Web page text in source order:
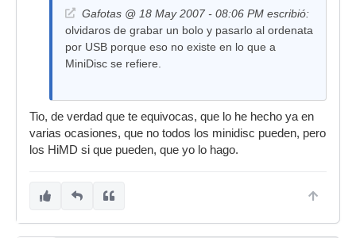
Gafotas @ 18 May 2007 - 08:06 PM escribió:
olvidaros de grabar un bolo y pasarlo al ordenata
por USB porque eso no existe en lo que a
MiniDisc se refiere.
Tio, de verdad que te equivocas, que lo he hecho ya en
varias ocasiones, que no todos los minidisc pueden, pero
los HiMD si que pueden, que yo lo hago.